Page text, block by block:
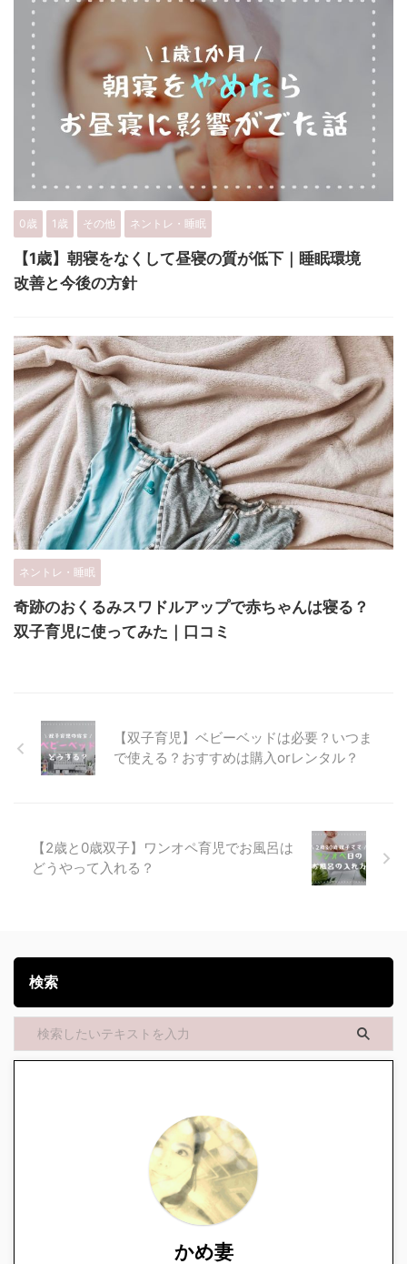
0歳 1歳 その他 ネントレ・睡眠
【1歳】朝寝をなくして昼寝の質が低下｜睡眠環境
改善と今後の方針
ネントレ・睡眠
奇跡のおくるみスワドルアップで赤ちゃんは寝る？
双子育児に使ってみた｜口コミ
【双子育児】ベビーベッドは必要？いつま
で使える？おすすめは購入orレンタル？
【2歳と0歳双子】ワンオペ育児でお風呂は
どうやって入れる？
検索
かめ妻